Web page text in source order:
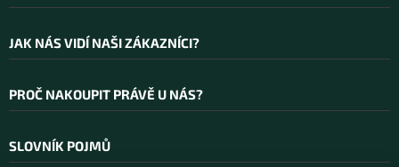
JAK NÁS VIDÍ NAŠI ZÁKAZNÍCI?
PROČ NAKOUPIT PRÁVĚ U NÁS?
SLOVNÍK POJMŮ